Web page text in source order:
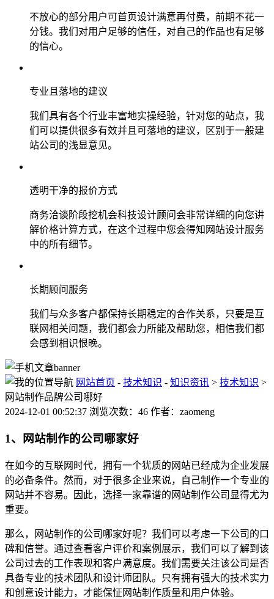
不放心的部分用户可首页设计满意再付费，前期不花一
分钱。我们对用户足够的信任，对自己的作品也有足够
的信心。
专业且落地的建议
我们具有各个行业丰富地实操经验，针对您的站点，我
们可以提供很多有效并且可落地的建议，区别于一般建
站公司的浅显意见。
透明干净的报价方式
商务洽谈阶段挖机会科技设计顾问会非常详细的向您讲
解价格计算方式，在这个过程中您会得知网站设计服务
中的所有细节。
长期顾问服务
我们与众多客户都保持长期稳定的合作关系，只要是互
联网相关问题，我们都会力所能及帮助您，相信我们都
会感到相识恨晚。
网站首页 - 技术知识 - 知识资讯 > 技术知识 >
网站制作品牌公司哪好
2024-12-01 00:52:37 浏览次数：46 作者：zaomeng
1、网站制作的公司哪家好
在如今的互联网时代，拥有一个犹质的网站已经成为企业发展
的必备条件。然而，对于很多企业来说，自己制作一个专业的
网站并不容易。因此，选择一家靠谱的网站制作公司显得尤为
重要。
那么，网站制作的公司哪家好呢？我们可以考虑一下公司的口
碑和信誉。通过查看客户评价和案例展示，我们可以了解到该
公司过去的工作表现和客户满意度。我们需要关注该公司是否
具备专业的技术团队和设计师团队。只有拥有强大的技术实力
和创意设计能力，才能保怔网站制作质量和用户体验。